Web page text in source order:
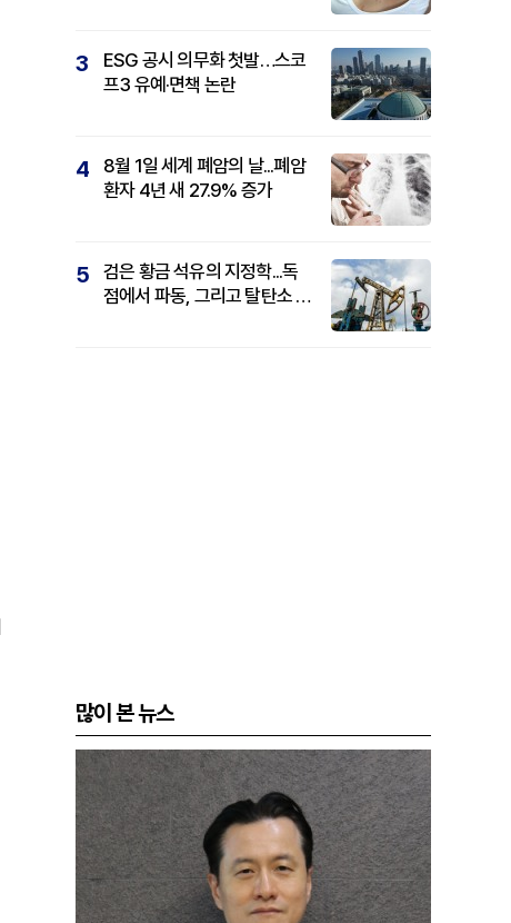
3
ESG 공시 의무화 첫발…스코
프3 유예·면책 논란
4
8월 1일 세계 폐암의 날...폐암
환자 4년 새 27.9% 증가
5
검은 황금 석유의 지정학...독
점에서 파동, 그리고 탈탄소 패
많이 본 뉴스